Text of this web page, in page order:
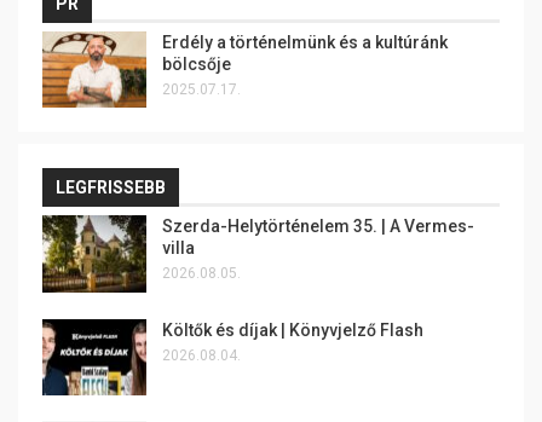
Erdély a történelmünk és a kultúránk
bölcsője
2025.07.17.
LEGFRISSEBB
Szerda-Helytörténelem 35. | A Vermes-
villa
2026.08.05.
Költők és díjak | Könyvjelző Flash
2026.08.04.